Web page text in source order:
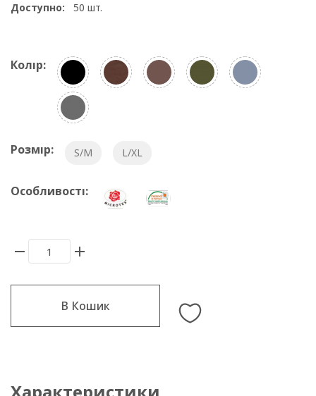
Доступно:
50 шт.
Колір:
Розмір: S/M L/XL
Особливості:
В Кошик